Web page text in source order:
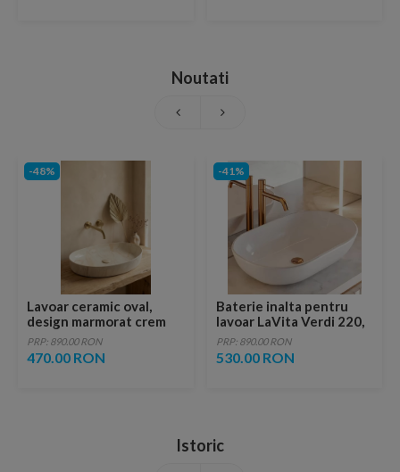
Noutati
-48%
Lavoar ceramic oval,
design marmorat crem
lucios cu vene aurii,
ventil inclus
PRP: 890.00 RON
470.00 RON
-41%
Baterie inalta pentru
lavoar LaVita Verdi 220,
fara ventil, brushed
copper
PRP: 890.00 RON
530.00 RON
Istoric